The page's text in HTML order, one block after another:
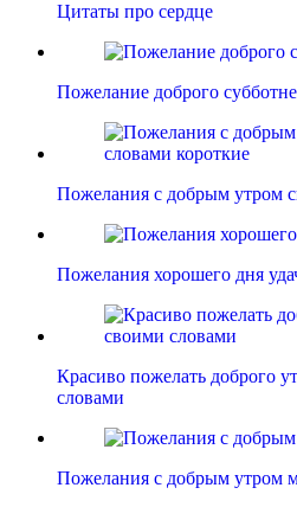
Цитаты про сердце
Пожелание доброго
Пожелания с добрым утром
Пожелания хорошего дня
Красиво пожелать доброго
словами
Пожелания с добрым утром